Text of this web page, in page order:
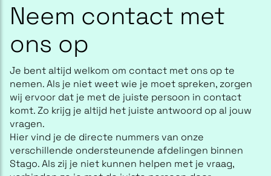
Neem contact met
ons op
Je bent altijd welkom om contact met ons op te
nemen. Als je niet weet wie je moet spreken, zorgen
wij ervoor dat je met de juiste persoon in contact
komt. Zo krijg je altijd het juiste antwoord op al jouw
vragen.
Hier vind je de directe nummers van onze
verschillende ondersteunende afdelingen binnen
Stago. Als zij je niet kunnen helpen met je vraag,